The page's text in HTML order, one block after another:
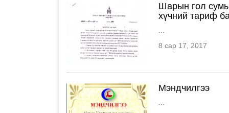
Шарын гол
хүчний тариф
...
8 сар 17, 2017
Мэндчилгээ
...